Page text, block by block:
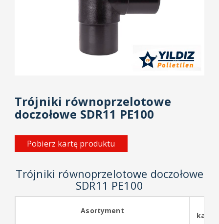
Złącza
PE-
Kołnierze
PP
Akcesoria
Trójniki równoprzelotowe
doczołowe SDR11 PE100
Pobierz kartę produktu
Trójniki równoprzelotowe doczołowe
SDR11 PE100
Asortyment